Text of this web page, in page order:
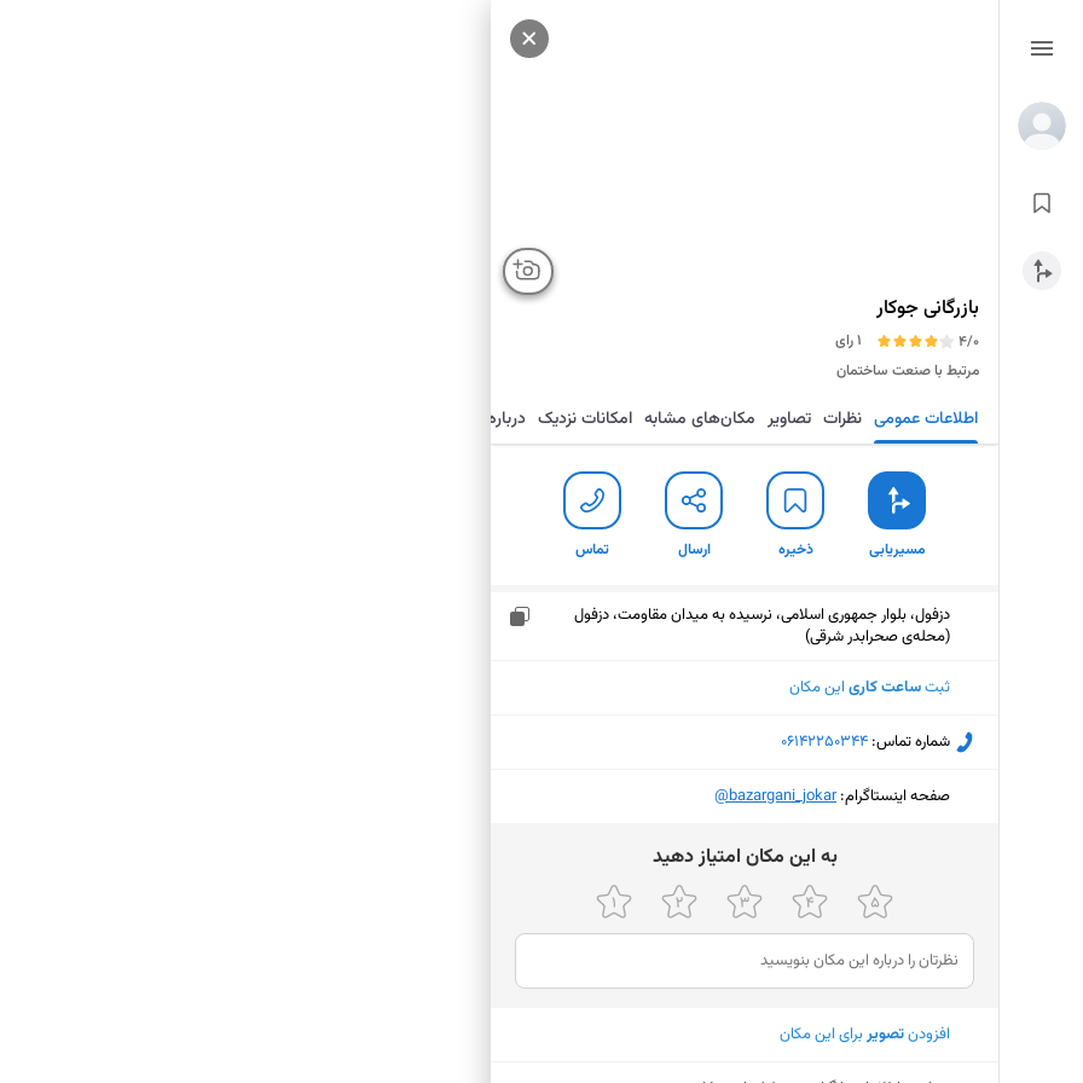
بازرگانی جوکار
4/0
1 رای
مرتبط با صنعت ساختمان
اطلاعات عمومی نظرات تصاویر مکان‌های مشابه امکانات نزدیک درباره
مسیریابی ذخیره ارسال تماس
دزفول، بلوار جمهوری اسلامی، نرسیده به میدان مقاومت، دزفول
(محله‌ی صحرابدر شرقی)
ثبتساعت کاری این مکان
شماره تماس: ‎06142250344
صفحه اینستاگرام:‎@bazargani_jokar
ﺑﻪ اﯾﻦ ﻣﮑﺎن اﻣﺘﯿﺎز دﻫﯿﺪ
افزودنتصویربرای این مکان